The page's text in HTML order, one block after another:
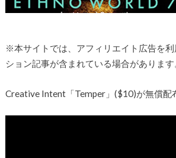
※本サイトでは、アフィリエイト広告を
ション記事が含まれている場合があります
Creative Intent「Temper」($10)が無償配